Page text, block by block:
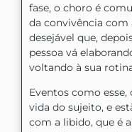
fase, o choro é
da convivência com
desejável que,
pessoa vá
voltando à sua
Eventos como
vida do sujeito, e
com a libido, que é